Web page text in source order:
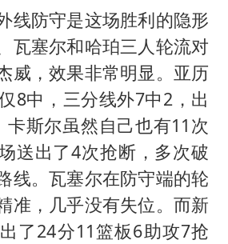
线防守是这场胜利的隐形
瓦塞尔和哈珀三人轮流对
威，效果非常明显。亚历
8中，三分线外7中2，出
卡斯尔虽然自己也有11次
送出了4次抢断，多次破
线。瓦塞尔在防守端的轮
准，几乎没有失位。而新
了24分11篮板6助攻7抢